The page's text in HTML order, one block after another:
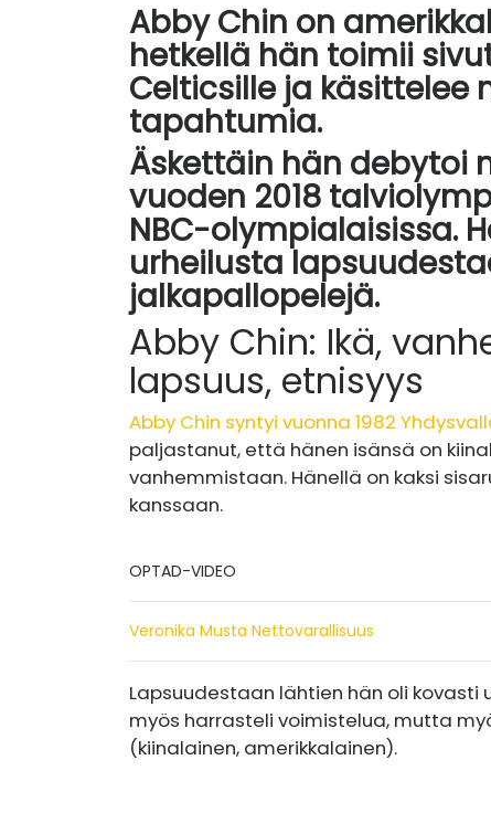
Abby Chin on
hetkellä hän toimii
Celticsille ja käsittelee
tapahtumia.
Äskettäin hän debytoi
vuoden 2018
NBC-olympialaisissa.
urheilusta
jalkapallopelejä.
Abby Chin: Ikä,
lapsuus, etnisyys
Abby Chin syntyi vuonna 1982
paljastanut, että hänen isänsä on
vanhemmistaan. Hänellä on kaksi
kanssaan.
OPTAD-VIDEO
Veronika Musta Nettovarallisuus
Lapsuudestaan ​​lähtien hän oli kovasti
myös harrasteli voimistelua, mutta
(kiinalainen, amerikkalainen).